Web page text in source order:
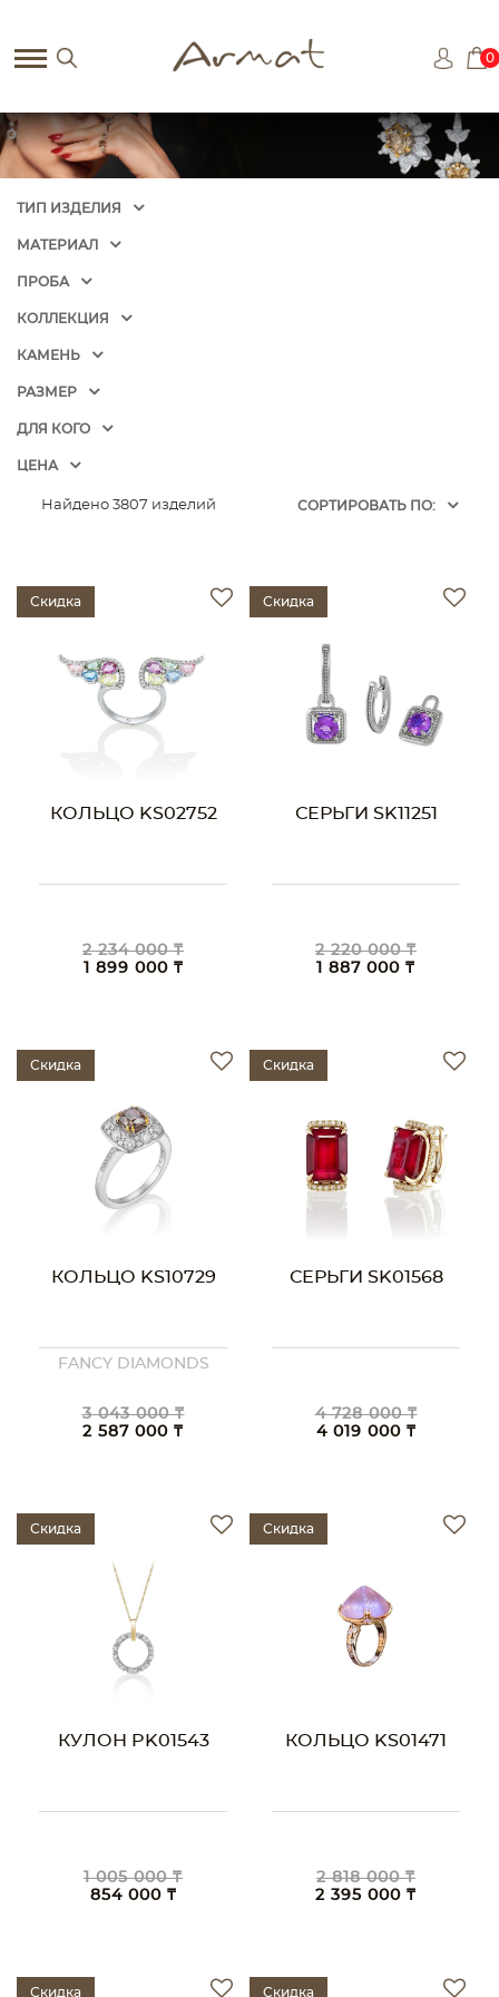
0
ТИП ИЗДЕЛИЯ
МАТЕРИАЛ
ПРОБА
КОЛЛЕКЦИЯ
КАМЕНЬ
РАЗМЕР
ДЛЯ КОГО
ЦЕНА
Найдено 3807 изделий CОРТИРОВАТЬ ПО:
Скидка
КОЛЬЦО KS02752
2 234 000 ₸
1 899 000 ₸
Скидка
СЕРЬГИ SK11251
2 220 000 ₸
1 887 000 ₸
Скидка
КОЛЬЦО KS10729
FANCY DIAMONDS
3 043 000 ₸
2 587 000 ₸
Скидка
СЕРЬГИ SK01568
4 728 000 ₸
4 019 000 ₸
Скидка
КУЛОН PK01543
1 005 000 ₸
854 000 ₸
Скидка
КОЛЬЦО KS01471
2 818 000 ₸
2 395 000 ₸
Скидка Скидка